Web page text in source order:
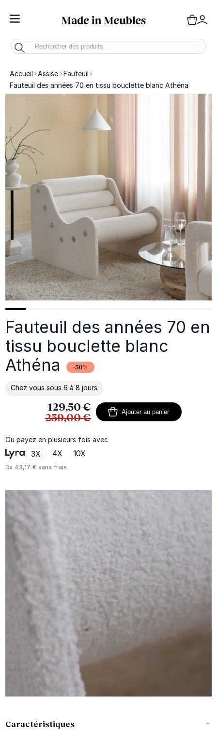
Toggle Nav
Accueil Assise
Fauteuil
Fauteuil des années 70 en tissu bouclette blanc Athéna
Fauteuil des années 70 en
tissu bouclette blanc
Athéna
-50%
Chez vous sous 6 à 8 jours
En savoir plus sur la livraison
129,50 €
259,00 €
Ajouter au panier
Ou payez en plusieurs fois avec
3X 4X 10X
3x 43,17 € sans frais
Caractéristiques